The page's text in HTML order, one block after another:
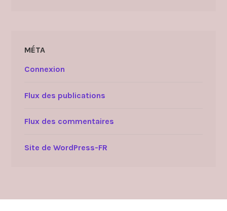
MÉTA
Connexion
Flux des publications
Flux des commentaires
Site de WordPress-FR